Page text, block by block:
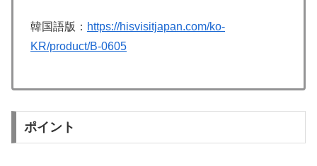
韓国語版： https://hisvisitjapan.com/ko-
KR/product/B-0605
ポイント